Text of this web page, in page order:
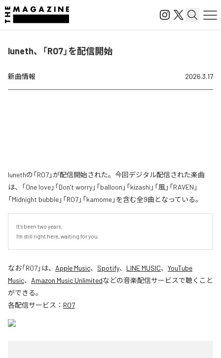
luneth、「RO7」を配信開始
新曲情報 2026.3.17
lunethの「RO7」が配信開始された。今回デジタル配信された楽曲
は、「One love」「Don’t worry」「balloon」「kizashi」「風」「RAVEN」
「Midnight bubble」「RO7」「kamome」を含む全9曲となっている。
It’s been two years.
I'm still right here, waiting for you.
なお「RO7」は、 Apple Music、 Spotify、 LINE MUSIC、 YouTube
Music、 Amazon Music Unlimitedなどの音楽配信サービスで聴くこと
ができる。
各配信サービス： RO7